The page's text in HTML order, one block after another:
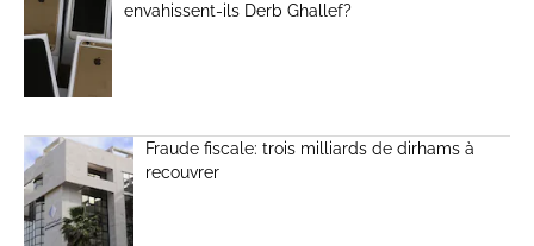
envahissent-ils Derb Ghallef?
Fraude fiscale: trois milliards de dirhams à
recouvrer